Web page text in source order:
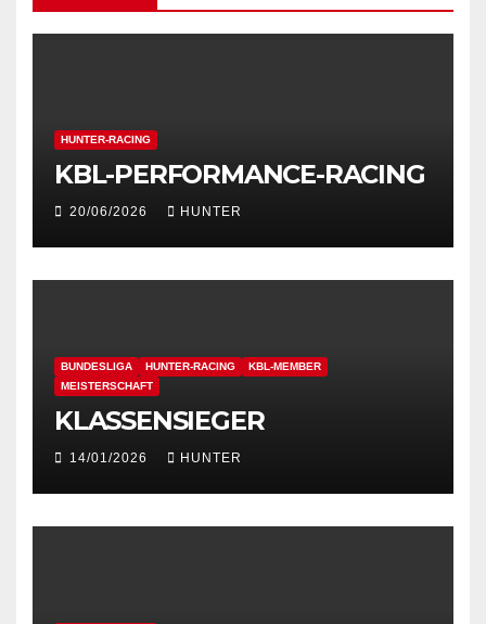
HUNTER-RACING
KBL-PERFORMANCE-RACING
20/06/2026 HUNTER
BUNDESLIGA HUNTER-RACING
KBL-MEMBER
MEISTERSCHAFT
KLASSENSIEGER
14/01/2026 HUNTER